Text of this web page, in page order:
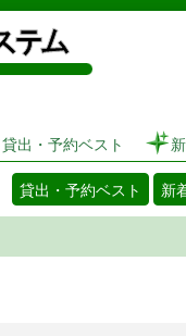
図書館 蔵書
貸出・予約ベスト
貸出・予約ベスト 新